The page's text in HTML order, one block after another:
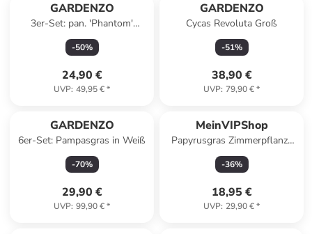
GARDENZO
3er-Set: pan. 'Phantom'
Hortensien in Bunt
-50%
24,90 €
UVP: 49,95 €*
GARDENZO
Cycas Revoluta Groß
-51%
38,90 €
UVP: 79,90 €*
GARDENZO
6er-Set: Pampasgras in Weiß
-70%
29,90 €
UVP: 99,90 €*
MeinVIPShop
Papyrusgras Zimmerpflanze
XXL 55 cm hoch Palme
ECHTE Pflanze
-36%
18,95 €
UVP: 29,90 €*